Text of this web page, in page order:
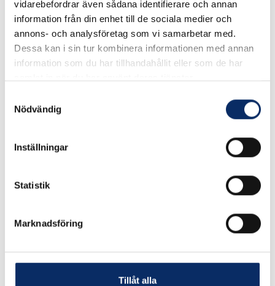
vidarebefordrar även sådana identifierare och annan
information från din enhet till de sociala medier och
annons- och analysföretag som vi samarbetar med.
Dessa kan i sin tur kombinera informationen med annan
information som du har tillhandahållit eller som de har
Nödvändig
Inställningar
Statistik
Marknadsföring
Tillåt alla
Art. nr: 54920170
Robusta grillspett av stål. Spettets flata form håller maten på
plats vid vändning. Längd 40 cm. 4 st per förpackning.
Antal
Liknande produkter